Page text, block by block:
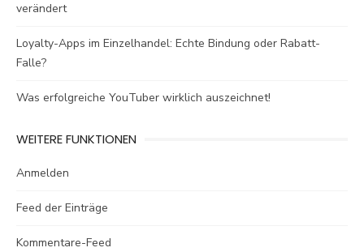
verändert
Loyalty-Apps im Einzelhandel: Echte Bindung oder Rabatt-
Falle?
Was erfolgreiche YouTuber wirklich auszeichnet!
WEITERE FUNKTIONEN
Anmelden
Feed der Einträge
Kommentare-Feed